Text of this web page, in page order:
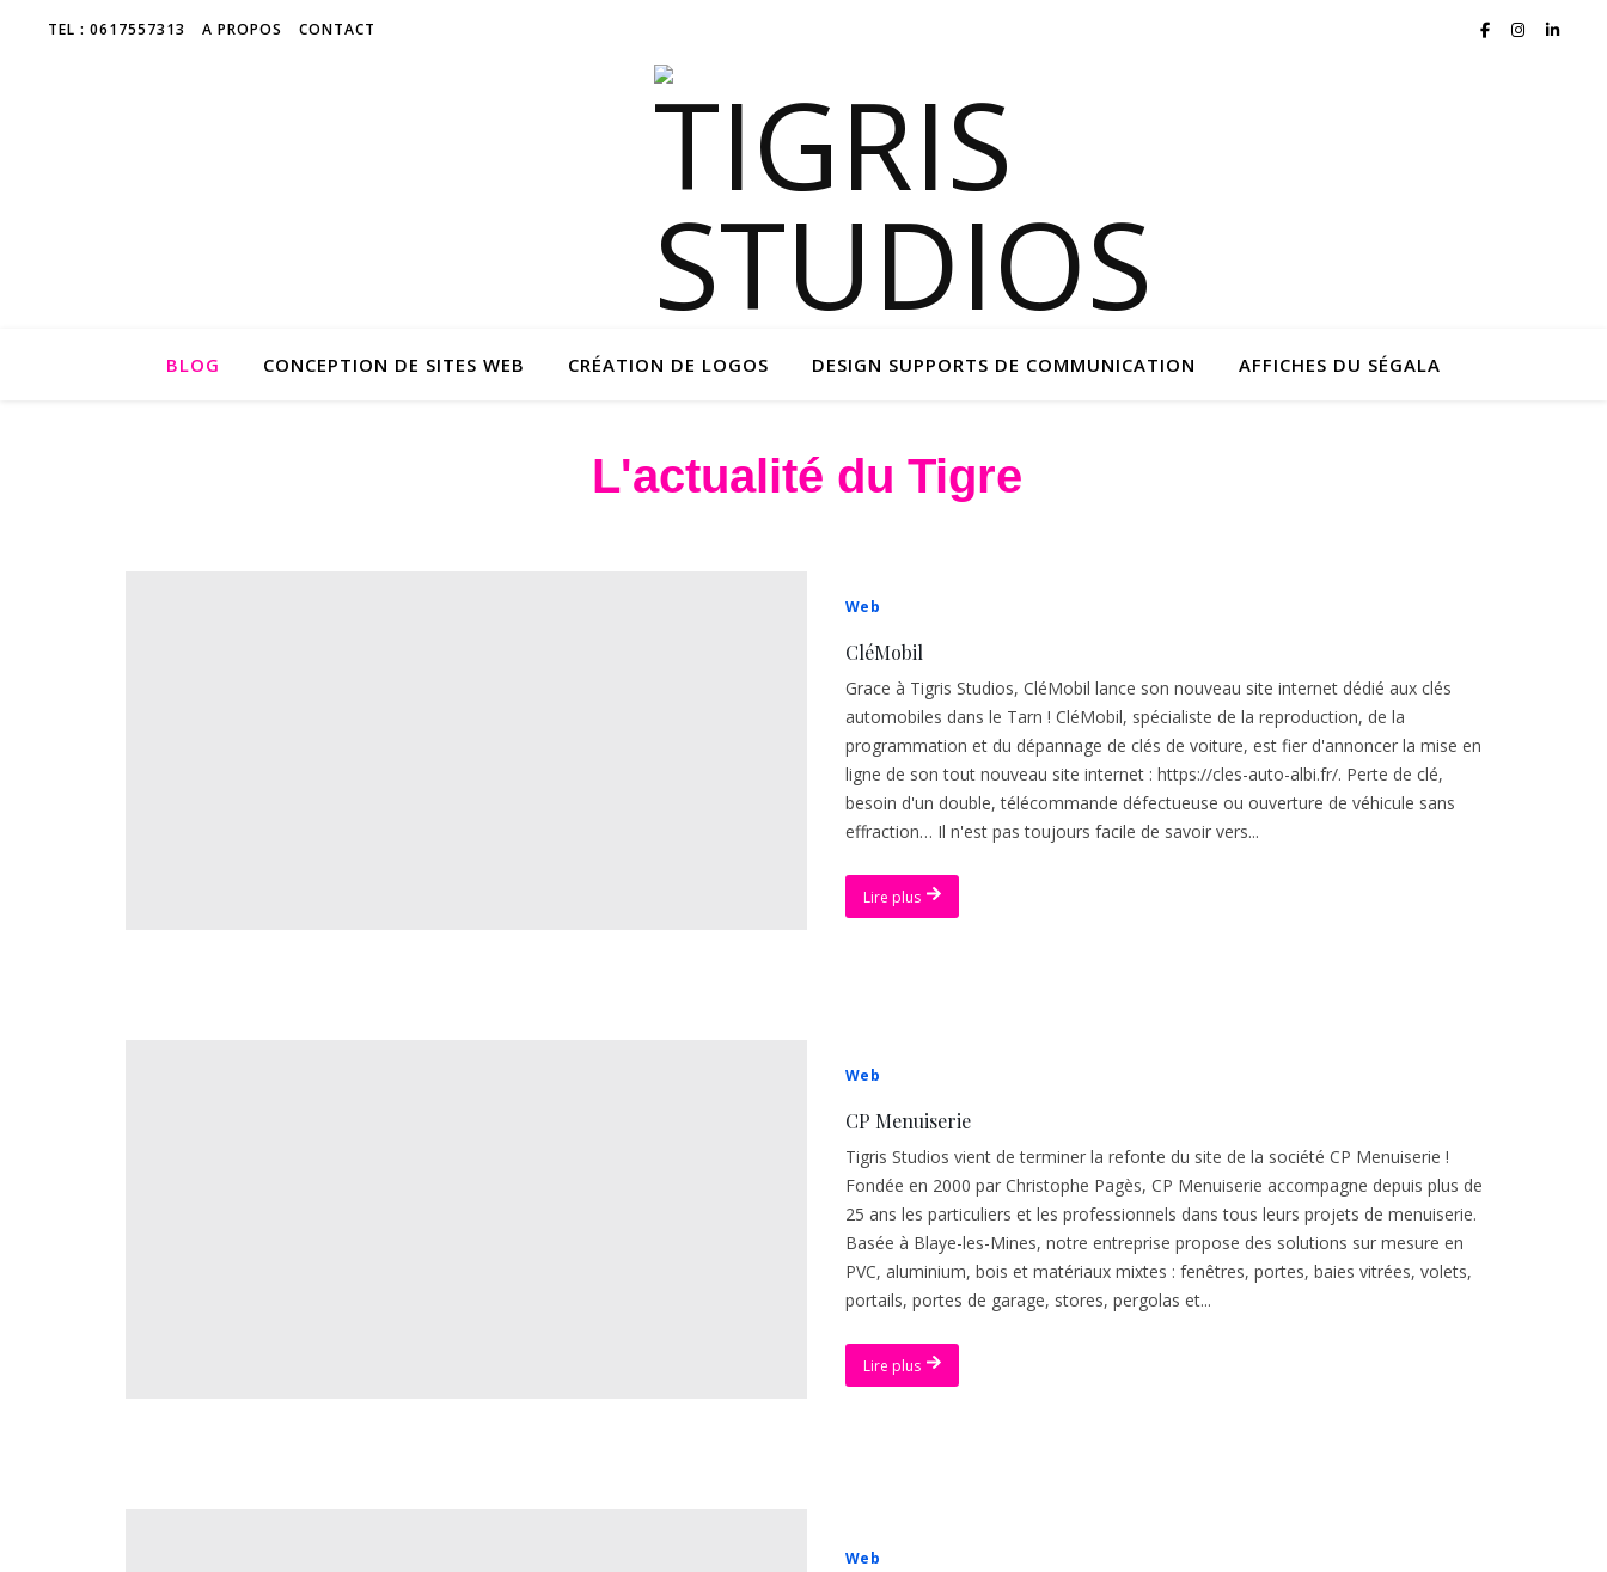
TEL : 0617557313 A PROPOS CONTACT
BLOG CONCEPTION DE SITES WEB CRÉATION DE LOGOS DESIGN SUPPORTS DE COMMUNICATION AFFICHES DU SÉGALA
L'actualité du Tigre
Web
CléMobil
Grace à Tigris Studios, CléMobil lance son nouveau site internet dédié aux clés
automobiles dans le Tarn ! CléMobil, spécialiste de la reproduction, de la
programmation et du dépannage de clés de voiture, est fier d'annoncer la mise en
ligne de son tout nouveau site internet : https://cles-auto-albi.fr/. Perte de clé,
besoin d'un double, télécommande défectueuse ou ouverture de véhicule sans
effraction… Il n'est pas toujours facile de savoir vers...
Lire plus
Web
CP Menuiserie
Tigris Studios vient de terminer la refonte du site de la société CP Menuiserie !
Fondée en 2000 par Christophe Pagès, CP Menuiserie accompagne depuis plus de
25 ans les particuliers et les professionnels dans tous leurs projets de menuiserie.
Basée à Blaye-les-Mines, notre entreprise propose des solutions sur mesure en
PVC, aluminium, bois et matériaux mixtes : fenêtres, portes, baies vitrées, volets,
portails, portes de garage, stores, pergolas et...
Lire plus
Web